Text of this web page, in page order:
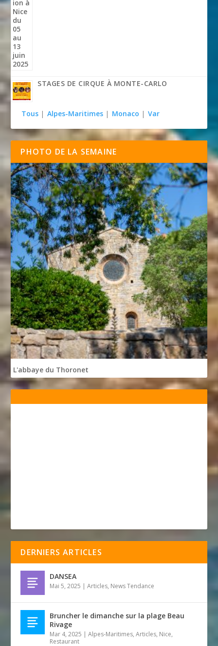
STAGES DE CIRQUE À MONTE-CARLO
Tous | Alpes-Maritimes | Monaco | Var
PHOTO DE LA SEMAINE
L'abbaye du Thoronet
DERNIERS ARTICLES
DANSEA
Mai 5, 2025 |Articles, News Tendance
Bruncher le dimanche sur la plage Beau
Rivage
Mar 4, 2025 |Alpes-Maritimes,Articles, Nice,
Restaurant